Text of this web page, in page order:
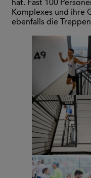
hat. Fast 100
Komplexes und ihre
ebenfalls die